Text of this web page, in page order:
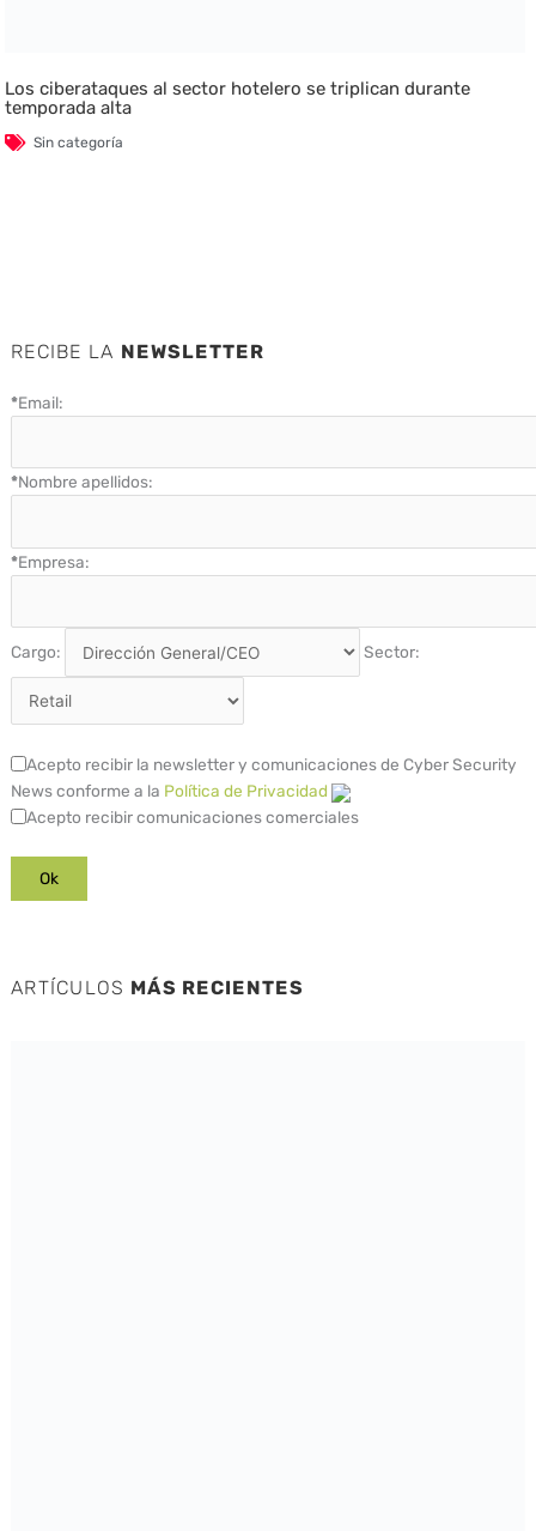
Los ciberataques al sector hotelero se triplican durante
temporada alta
Sin categoría
RECIBE LA NEWSLETTER
*Email:
*Nombre apellidos:
*Empresa:
Cargo: Sector:
Acepto recibir la newsletter y comunicaciones de Cyber Security
News conforme a la Política de Privacidad
Acepto recibir comunicaciones comerciales
ARTÍCULOS MÁS RECIENTES